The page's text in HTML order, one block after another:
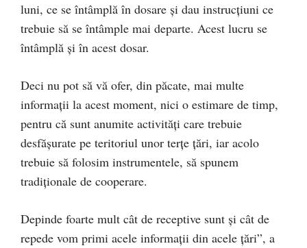
luni, ce se întâmplă în dosare și dau instrucțiuni ce
trebuie să se întâmple mai departe. Acest lucru se
întâmplă și în acest dosar.
Deci nu pot să vă ofer, din păcate, mai multe
informații la acest moment, nici o estimare de timp,
pentru că sunt anumite activități care trebuie
desfășurate pe teritoriul unor terțe țări, iar acolo
trebuie să folosim instrumentele, să spunem
tradiționale de cooperare.
Depinde foarte mult cât de receptive sunt și cât de
repede vom primi acele informații din acele țări”, a